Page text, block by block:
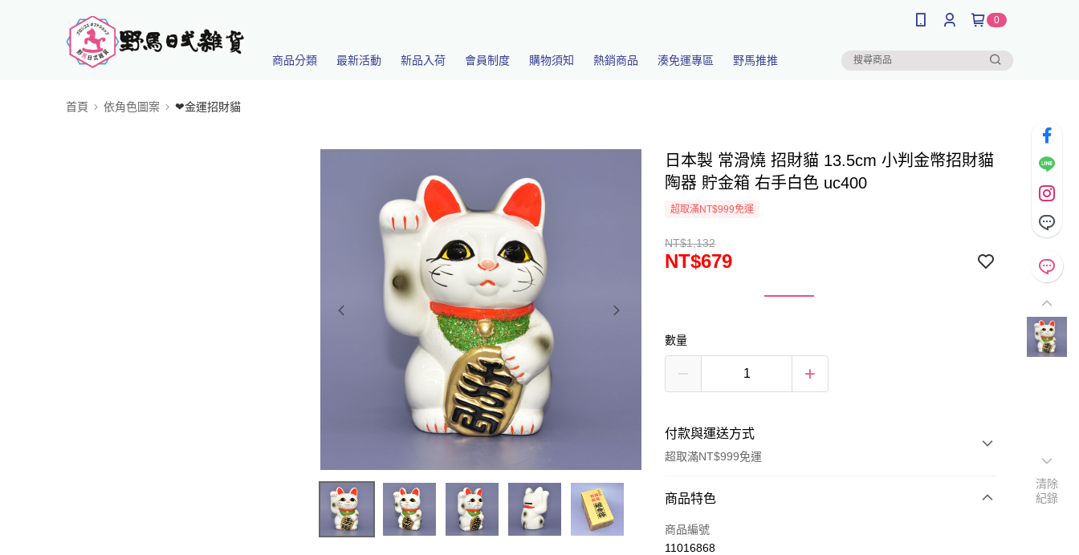
0
商品分類 最新活動 新品入荷 會員制度 購物須知 熱銷商品 湊免運專區 野馬推推
首頁 依角色圖案 ❤金運招財貓
日本製 常滑燒 招財貓 13.5cm 小判金幣招財貓
陶器 貯金箱 右手白色 uc400
超取滿NT$999免運
NT$1,132
NT$679
數量
付款與運送方式
超取滿NT$999免運
付款方式
信用卡一次付款
商品特色
商品編號
11016868
清除
紀錄